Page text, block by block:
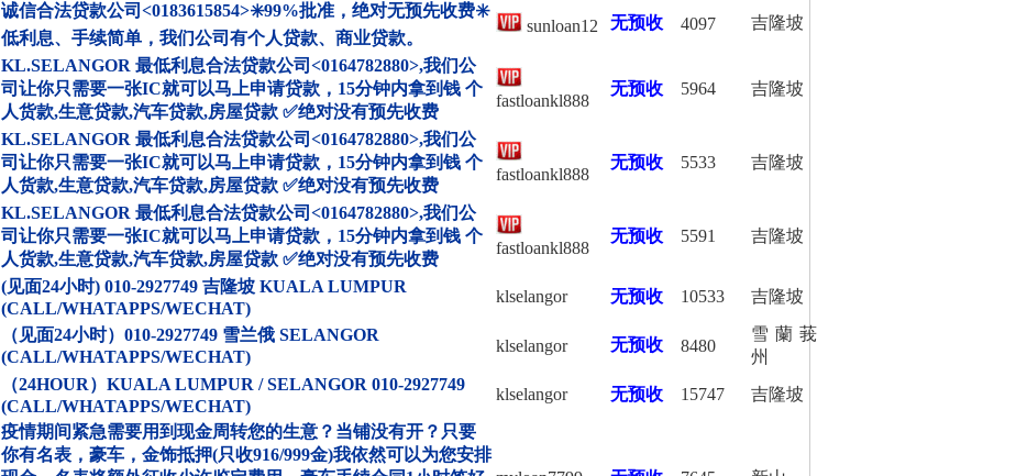
诚信合法贷款公司<0183615854>✳️99%批准，绝对无预先收费✳️
低利息、手续简单，我们公司有个人贷款、商业贷款。
sunloan12 无预收 4097 吉隆坡
KL.SELANGOR 最低利息合法贷款公司<0164782880>,我们公
司让你只需要一张IC就可以马上申请贷款，15分钟内拿到钱 个
人货款,生意贷款,汽车贷款,房屋贷款 ✅绝对没有预先收费
fastloankl888
无预收 5964 吉隆坡
KL.SELANGOR 最低利息合法贷款公司<0164782880>,我们公
司让你只需要一张IC就可以马上申请贷款，15分钟内拿到钱 个
人货款,生意贷款,汽车贷款,房屋贷款 ✅绝对没有预先收费
fastloankl888
无预收 5533 吉隆坡
KL.SELANGOR 最低利息合法贷款公司<0164782880>,我们公
司让你只需要一张IC就可以马上申请贷款，15分钟内拿到钱 个
人货款,生意贷款,汽车贷款,房屋贷款 ✅绝对没有预先收费
fastloankl888
无预收 5591 吉隆坡
(见面24小时) 010-2927749 吉隆坡 KUALA LUMPUR
(CALL/WHATAPPS/WECHAT)
klselangor 无预收 10533 吉隆坡
（见面24小时）010-2927749 雪兰俄 SELANGOR
(CALL/WHATAPPS/WECHAT)
klselangor 无预收 8480
雪蘭莪
州
（24HOUR）KUALA LUMPUR / SELANGOR 010-2927749
(CALL/WHATAPPS/WECHAT)
klselangor 无预收 15747
吉隆坡
疫情期间紧急需要用到现金周转您的生意？当铺没有开？只要
你有名表，豪车，金饰抵押(只收916/999金)我依然可以为您安排